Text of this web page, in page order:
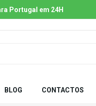
Portugal em 24H
BLOG CONTACTOS